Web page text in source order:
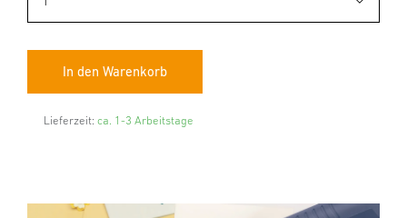
Lieferzeit: ca. 1-3 Arbeitstage